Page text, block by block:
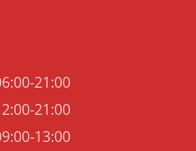
21:00
21:00
13:00